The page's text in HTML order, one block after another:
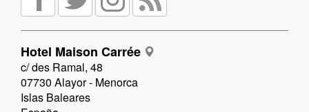
Hotel Maison Carrée
c/ des Ramal, 48
07730 Alayor - Menorca
Islas Baleares